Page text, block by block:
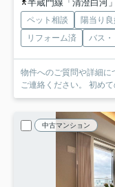
半蔵門線「清澄白河
ペット相談 陽当り
リフォーム済
バス
物件へのご質問や詳細に
ご連絡く
中古マンション